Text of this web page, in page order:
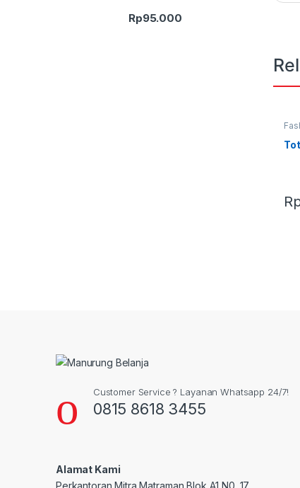
Rp95.000
Customer Service ? Layanan Whatsapp 24/7!
0815 8618 3455
Alamat Kami